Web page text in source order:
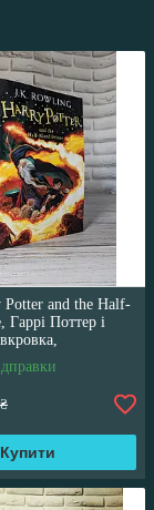
and the Half-
Гаррі Поттер і
мовою
Купити